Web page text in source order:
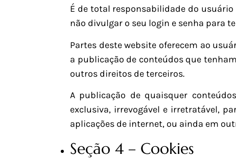
É de total responsabilidade do
não divulgar o seu login e senha para
Partes deste website oferecem ao
a publicação de conteúdos que
outros direitos de terceiros.
A publicação de quaisquer
exclusiva, irrevogável e irretratável,
aplicações de internet, ou ainda em
Seção 4 – Cookies